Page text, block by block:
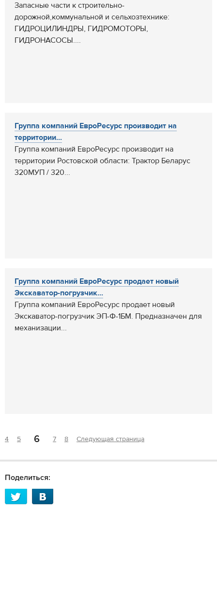
Запасные части к строительно-
дорожной,коммунальной и сельхозтехнике:
ГИДРОЦИЛИНДРЫ, ГИДРОМОТОРЫ,
ГИДРОНАСОСЫ....
Группа компаний ЕвроРесурс производит на
территории...
Группа компаний ЕвроРесурс производит на
территории Ростовской области: Трактор Беларус
320МУП / 320...
Группа компаний ЕвроРесурс продает новый
Экскаватор-погрузчик...
Группа компаний ЕвроРесурс продает новый
Экскаватор-погрузчик ЭП-Ф-1БМ. Предназначен для
механизации...
4 5 6 7 8 Следующая страница
Поделиться: